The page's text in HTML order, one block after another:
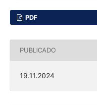
PDF
PUBLICADO
19.11.2024